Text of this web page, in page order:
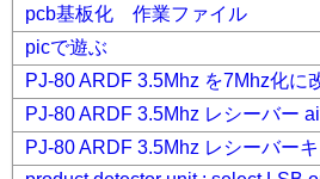
pcb基板化 作業ファイル
picで遊ぶ
PJ-80 ARDF 3.5Mhz を7Mhz化に
PJ-80 ARDF 3.5Mhz レシーバー
PJ-80 ARDF 3.5Mhz レシーバーキ